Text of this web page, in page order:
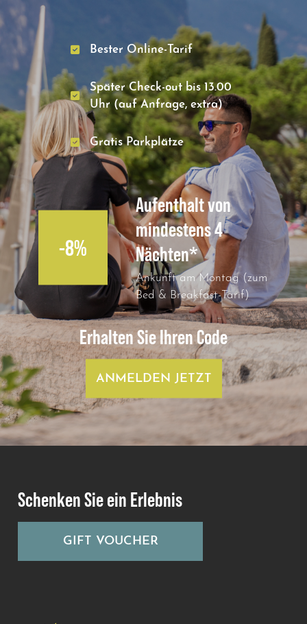
Bester Online-Tarif
Später Check-out bis 13.00
Uhr (auf Anfrage, extra)
Gratis Parkplätze
-8%
Aufenthalt von
mindestens 4
Nächten*
Ankunft am Montag (zum
Bed & Breakfast-Tarif)
Erhalten Sie Ihren Code
ANMELDEN JETZT
Schenken Sie ein Erlebnis
GIFT VOUCHER